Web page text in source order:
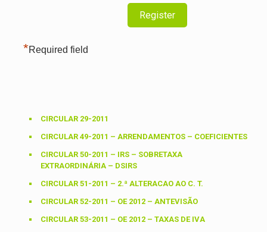
*Required field
CIRCULAR 29-2011
CIRCULAR 49-2011 – ARRENDAMENTOS – COEFICIENTES
CIRCULAR 50-2011 – IRS – SOBRETAXA
EXTRAORDINÁRIA – DSIRS
CIRCULAR 51-2011 – 2.ª ALTERACAO AO C. T.
CIRCULAR 52-2011 – OE 2012 – ANTEVISÃO
CIRCULAR 53-2011 – OE 2012 – TAXAS DE IVA